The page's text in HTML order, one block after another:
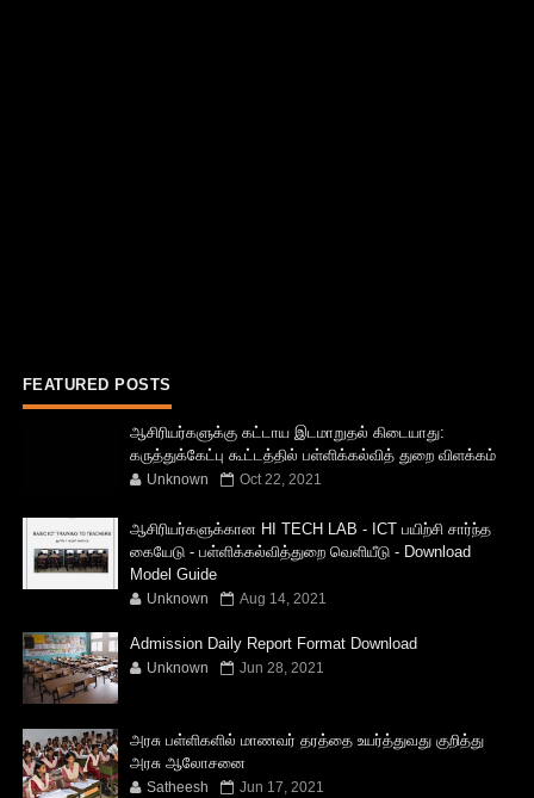
FEATURED POSTS
ஆசிரியர்களுக்கு கட்டாய இடமாறுதல் கிடையாது:
கருத்துக்கேட்பு கூட்டத்தில் பள்ளிக்கல்வித் துறை விளக்கம்
Unknown Oct 22, 2021
ஆசிரியர்களுக்கான HI TECH LAB - ICT பயிற்சி சார்ந்த
கையேடு - பள்ளிக்கல்வித்துறை வெளியீடு - Download
Model Guide
Unknown Aug 14, 2021
Admission Daily Report Format Download
Unknown Jun 28, 2021
அரசு பள்ளிகளில் மாணவர் தரத்தை உயர்த்துவது குறித்து
அரசு ஆலோசனை
Satheesh Jun 17, 2021